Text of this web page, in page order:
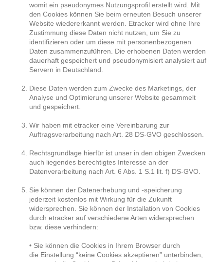
womit ein pseudonymes Nutzungsprofil erstellt wird. Mit
den Cookies können Sie beim erneuten Besuch unserer
Website wiedererkannt werden. Etracker wird ohne Ihre
Zustimmung diese Daten nicht nutzen, um Sie zu
identifizieren oder um diese mit personenbezogenen
Daten zusammenzuführen. Die erhobenen Daten werden
dauerhaft gespeichert und pseudonymisiert analysiert auf
Servern in Deutschland.
Diese Daten werden zum Zwecke des Marketings, der
Analyse und Optimierung unserer Website gesammelt
und gespeichert.
Wir haben mit etracker eine Vereinbarung zur
Auftragsverarbeitung nach Art. 28 DS-GVO geschlossen.
Rechtsgrundlage hierfür ist unser in den obigen Zwecken
auch liegendes berechtigtes Interesse an der
Datenverarbeitung nach Art. 6 Abs. 1 S.1 lit. f) DS-GVO.
Sie können der Datenerhebung und -speicherung
jederzeit kostenlos mit Wirkung für die Zukunft
widersprechen. Sie können der Installation von Cookies
durch etracker auf verschiedene Arten widersprechen
bzw. diese verhindern:
• Sie können die Cookies in Ihrem Browser durch
die Einstellung “keine Cookies akzeptieren” unterbinden,